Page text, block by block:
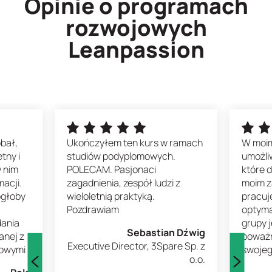
rozwojowych
Leanpassion
i
nim
z
Ukończyłem ten kurs w ramach
studiów podyplomowych.
POLECAM. Pasjonaci
zagadnienia, zespół ludzi z
wieloletnią praktyką.
Pozdrawiam
Sebastian Dźwig
Executive Director, 3Spare Sp. z
o.o.
W
które
moim
grupy